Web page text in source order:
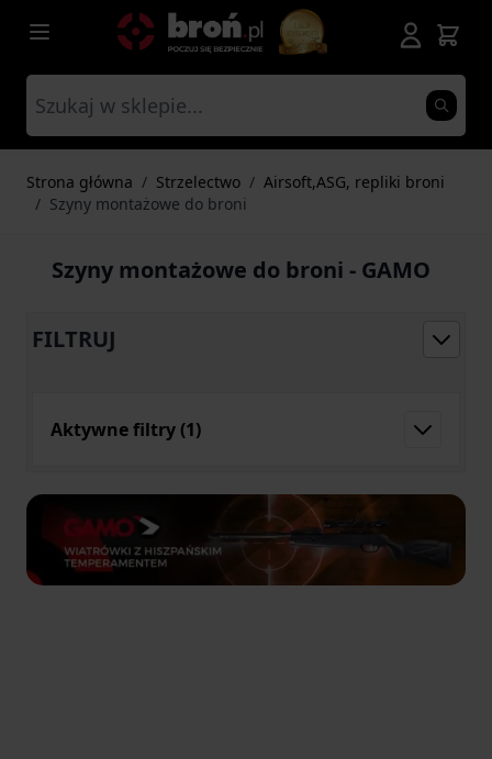
Przejdź do treści
Strona główna / Strzelectwo / Airsoft,ASG, repliki broni
/ Szyny montażowe do broni
Szyny montażowe do broni - GAMO
FILTRUJ
Aktywne filtry (1)